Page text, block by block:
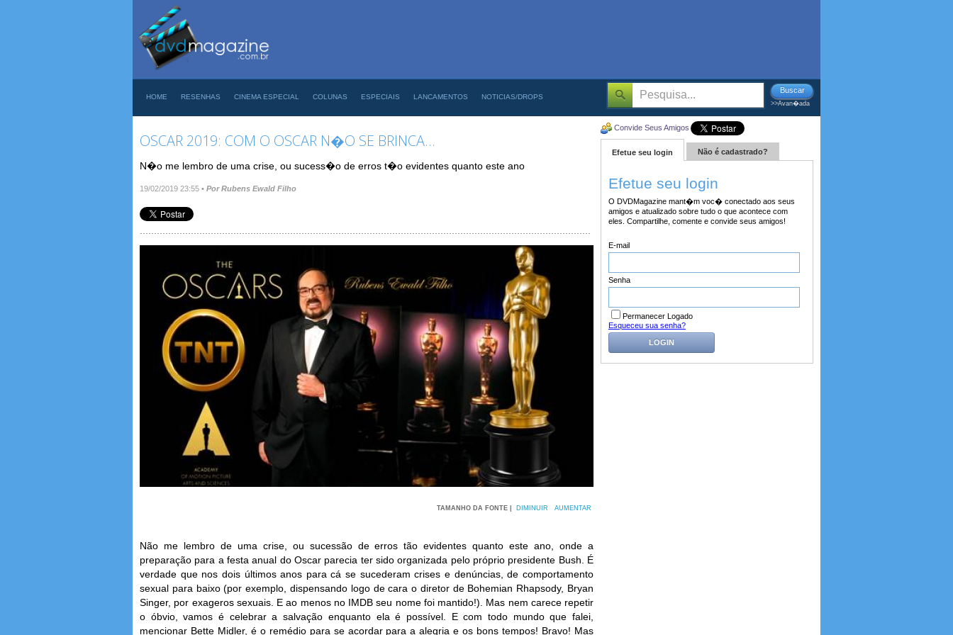
HOME RESENHAS CINEMA ESPECIAL COLUNAS ESPECIAIS LANCAMENTOS NOTICIAS/DROPS
Buscar
>>Avan�ada
OSCAR 2019: COM O OSCAR N�O SE BRINCA...
N�o me lembro de uma crise, ou sucess�o de erros t�o evidentes quanto este ano
19/02/2019 23:55 • Por Rubens Ewald Filho
TAMANHO DA FONTE | DIMINUIR AUMENTAR
Não me lembro de uma crise, ou sucessão de erros tão evidentes quanto este ano, onde a
preparação para a festa anual do Oscar parecia ter sido organizada pelo próprio presidente Bush. É
verdade que nos dois últimos anos para cá se sucederam crises e denúncias, de comportamento
sexual para baixo (por exemplo, dispensando logo de cara o diretor de Bohemian Rhapsody, Bryan
Singer, por exageros sexuais. E ao menos no IMDB seu nome foi mantido!). Mas nem carece repetir
o óbvio, vamos é celebrar a salvação enquanto ela é possível. E com todo mundo que falei,
mencionar Bette Midler, é o remédio para se acordar para a alegria e os bons tempos! Bravo! Mas
Convide Seus Amigos
Efetue seu login Não é cadastrado?
Efetue seu login
O DVDMagazine mant�m voc� conectado aos seus
amigos e atualizado sobre tudo o que acontece com
eles. Compartilhe, comente e convide seus amigos!
E-mail
Senha
Permanecer Logado
Esqueceu sua senha?
LOGIN